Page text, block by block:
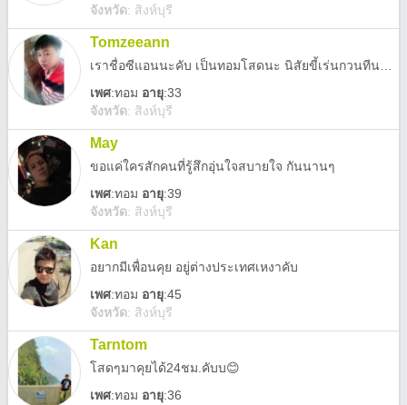
จังหวัด: สิงห์บุรี
Tomzeeann
เพศ:ทอม อายุ:33
จังหวัด: สิงห์บุรี
May
ขอแค่ใครสักคนที่รู้สึกอุ่นใจสบายใจ กันนานๆ
เพศ:ทอม อายุ:39
จังหวัด: สิงห์บุรี
Kan
อยากมีเพื่อนคุย อยู่ต่างประเทศเหงาคับ
เพศ:ทอม อายุ:45
จังหวัด: สิงห์บุรี
Tarntom
โสดๆมาคุยได้24ชม.คับบ😊
เพศ:ทอม อายุ:36